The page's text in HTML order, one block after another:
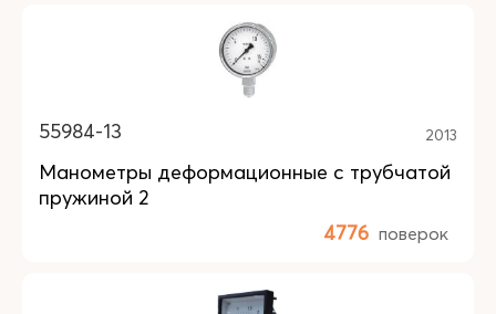
55984-13 2013
Манометры деформационные с трубчатой
пружиной 2
4776 поверок